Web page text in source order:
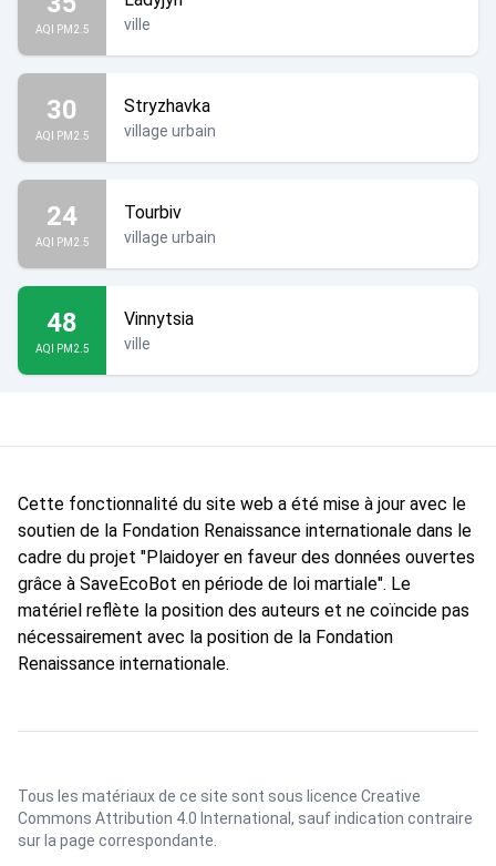
AQI PM2.5 ville
30
AQI PM2.5
Stryzhavka
village urbain
24
AQI PM2.5
Tourbiv
village urbain
48
AQI PM2.5
Vinnytsia
ville
Cette fonctionnalité du site web a été mise à jour avec le
soutien de la Fondation Renaissance internationale dans le
cadre du projet "Plaidoyer en faveur des données ouvertes
grâce à SaveEcoBot en période de loi martiale". Le
matériel reflète la position des auteurs et ne coïncide pas
nécessairement avec la position de la Fondation
Renaissance internationale.
Tous les matériaux de ce site sont sous licence Creative
Commons Attribution 4.0 International , sauf indication contraire
sur la page correspondante.